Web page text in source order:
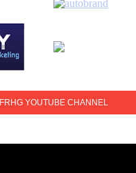
FRHG YOUTUBE CHANNEL